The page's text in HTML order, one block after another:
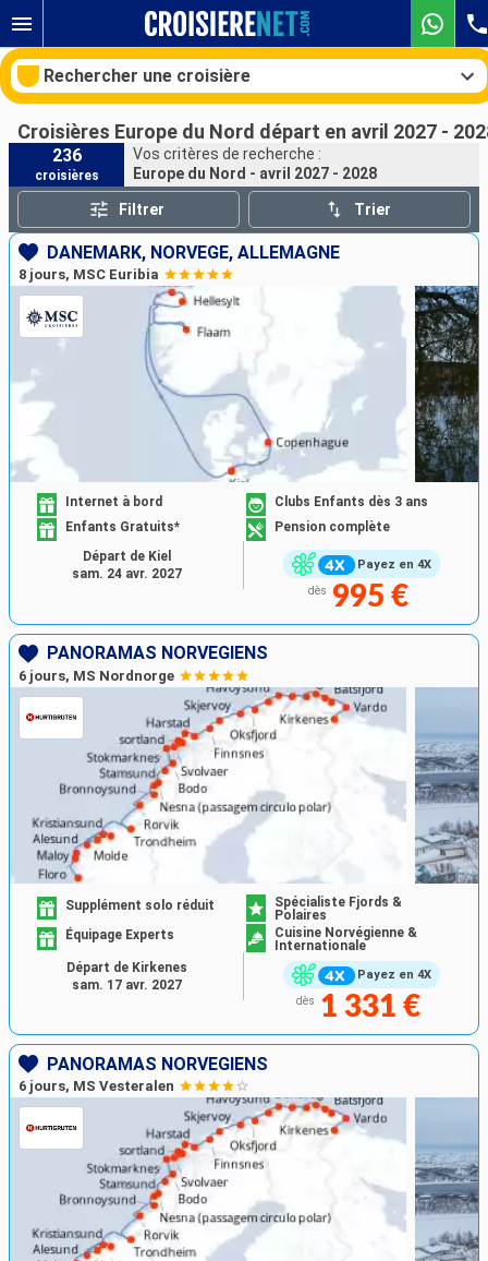
Rechercher une croisière
Nos destinations
Mois de départ
Ports Compagnies
Rechercher
Croisières Europe du Nord départ en avril 2027 -
236
croisières
Vos critères de recherche :
Europe du Nord - avril 2027 - 2028
Filtrer Trier
DANEMARK, NORVÈGE, ALLEMAGNE
8 jours, MSC Euribia
Payez en 4X
Internet à bord
Clubs Enfants dès 3 ans
Enfants Gratuits*
Pension complète
dès 995 €
Départ de Kiel
sam. 24 avr. 2027
PANORAMAS NORVÉGIENS
6 jours, MS Nordnorge
Payez en 4X
Supplément solo réduit
Spécialiste Fjords &
Polaires
Équipage Experts
Cuisine Norvégienne &
Internationale
dès 1 331 €
Départ de Kirkenes
sam. 17 avr. 2027
PANORAMAS NORVÉGIENS
6 jours, MS Vesteralen